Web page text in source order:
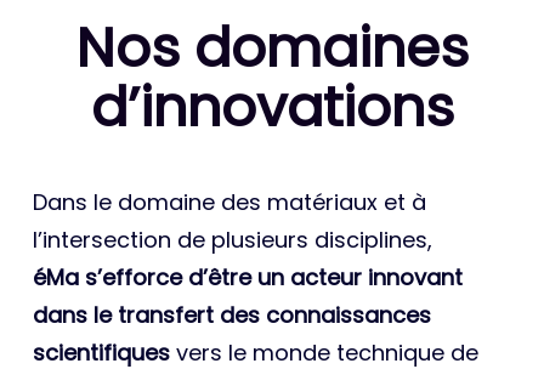
Nos domaines
d’innovations
Dans le domaine des matériaux et à
l’intersection de plusieurs disciplines,
éMa s’efforce d’être un acteur innovant
dans le transfert des connaissances
scientifiques vers le monde technique de